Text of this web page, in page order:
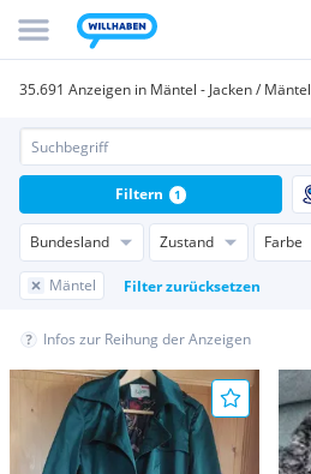
35.691 Anzeigen in Mäntel - Jacken / Mäntel
Bundesland Zustand Farbe
Mäntel Filter zurücksetzen
Filtern 1
Infos zur Reihung der Anzeigen